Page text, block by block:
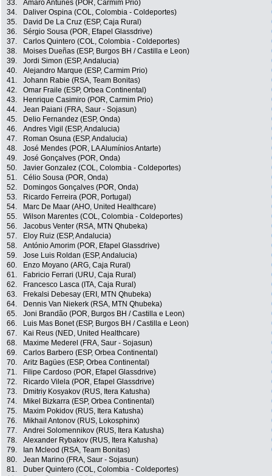
33.
Amaro Antunes (POR, Carmim Prio)
34.
Daliver Ospina (COL, Colombia - Coldeportes)
35.
David De La Cruz (ESP, Caja Rural)
36.
Sérgio Sousa (POR, Efapel Glassdrive)
37.
Carlos Quintero (COL, Colombia - Coldeportes)
38.
Moises Dueñas (ESP, Burgos BH / Castilla e Leon)
39.
Jordi Simon (ESP, Andalucia)
40.
Alejandro Marque (ESP, Carmim Prio)
41.
Johann Rabie (RSA, Team Bonitas)
42.
Omar Fraile (ESP, Orbea Continental)
43.
Henrique Casimiro (POR, Carmim Prio)
44.
Jean Paiani (FRA, Saur - Sojasun)
45.
Delio Fernandez (ESP, Onda)
46.
Andres Vigil (ESP, Andalucia)
47.
Roman Osuna (ESP, Andalucia)
48.
José Mendes (POR, LA Alumínios Antarte)
49.
José Gonçalves (POR, Onda)
50.
Javier Gonzalez (COL, Colombia - Coldeportes)
51.
Célio Sousa (POR, Onda)
52.
Domingos Gonçalves (POR, Onda)
53.
Ricardo Ferreira (POR, Portugal)
54.
Marc De Maar (AHO, United Healthcare)
55.
Wilson Marentes (COL, Colombia - Coldeportes)
56.
Jacobus Venter (RSA, MTN Qhubeka)
57.
Eloy Ruiz (ESP, Andalucia)
58.
António Amorim (POR, Efapel Glassdrive)
59.
Jose Luis Roldan (ESP, Andalucia)
60.
Enzo Moyano (ARG, Caja Rural)
61.
Fabricio Ferrari (URU, Caja Rural)
62.
Francesco Lasca (ITA, Caja Rural)
63.
Frekalsi Debesay (ERI, MTN Qhubeka)
64.
Dennis Van Niekerk (RSA, MTN Qhubeka)
65.
Joni Brandão (POR, Burgos BH / Castilla e Leon)
66.
Luis Mas Bonet (ESP, Burgos BH / Castilla e Leon)
67.
Kai Reus (NED, United Healthcare)
68.
Maxime Mederel (FRA, Saur - Sojasun)
69.
Carlos Barbero (ESP, Orbea Continental)
70.
Aritz Bagües (ESP, Orbea Continental)
71.
Filipe Cardoso (POR, Efapel Glassdrive)
72.
Ricardo Vilela (POR, Efapel Glassdrive)
73.
Dmitriy Kosyakov (RUS, Itera Katusha)
74.
Mikel Bizkarra (ESP, Orbea Continental)
75.
Maxim Pokidov (RUS, Itera Katusha)
76.
Mikhail Antonov (RUS, Lokosphinx)
77.
Andrei Solomennikov (RUS, Itera Katusha)
78.
Alexander Rybakov (RUS, Itera Katusha)
79.
Ian Mcleod (RSA, Team Bonitas)
80.
Jean Marino (FRA, Saur - Sojasun)
81.
Duber Quintero (COL, Colombia - Coldeportes)